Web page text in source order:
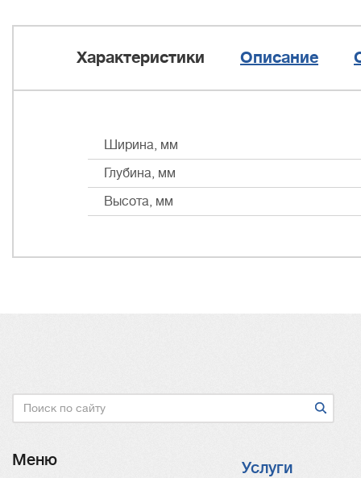
Характеристики Описание
Ширина, мм
Глубина, мм
Высота, мм
Поиск
Меню
Услуги